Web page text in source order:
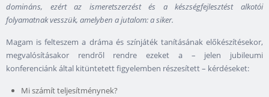
domináns, ezért az ismeretszerzést és a készségfejlesztést alkotói
folyamatnak vesszük, amelyben a jutalom: a siker.
Magam is felteszem a dráma és színjáték tanításának előkészítésekor,
megvalósításakor rendről rendre ezeket a – jelen jubileumi
konferenciánk által kitüntetett figyelemben részesített – kérdéseket:
Mi számít teljesítménynek?